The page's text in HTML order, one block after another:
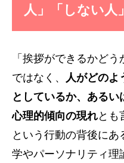
人」「しない
「挨拶ができるかど
ではなく、
人がどのよ
としているか、あるい
心理的傾向の現れとも
という行動の背後に
学やパーソナリティ理